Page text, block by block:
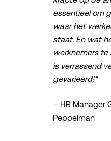
essentieel om
waar het
staat. En wat
werknemers te
is verrassend
gevarieerd!“
– HR Manager
Peppelman